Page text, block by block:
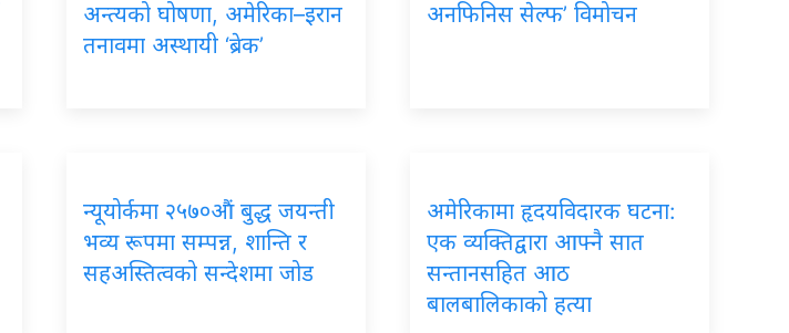
अन्त्यको घोषणा, अमेरिका–इरान
तनावमा अस्थायी ‘ब्रेक’
अनफिनिस सेल्फ’ विमोचन
न्यूयोर्कमा २५७०औं बुद्ध जयन्ती
भव्य रूपमा सम्पन्न, शान्ति र
सहअस्तित्वको सन्देशमा जोड
अमेरिकामा हृदयविदारक घटना:
एक व्यक्तिद्वारा आफ्नै सात
सन्तानसहित आठ
बालबालिकाको हत्या